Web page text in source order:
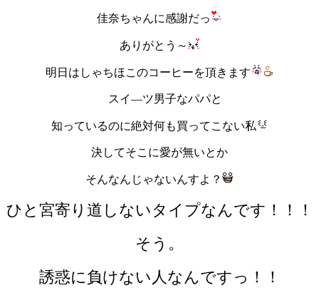
佳奈ちゃんに感謝だっ
ありがとう～
明日はしゃちほこのコーヒーを頂きます
スイ―ツ男子なパパと
知っているのに絶対何も買ってこない私
決してそこに愛が無いとか
そんなんじゃないんすよ？
ひと宮寄り道しないタイプなんです！！！
そう。
誘惑に負けない人なんですっ！！